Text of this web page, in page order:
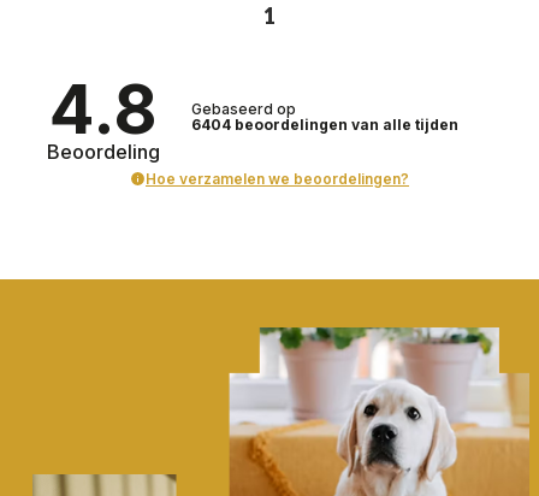
1
4.8
Beoordeling
Gebaseerd op
6404 beoordelingenvan alle tijden
Hoe verzamelen we beoordelingen?